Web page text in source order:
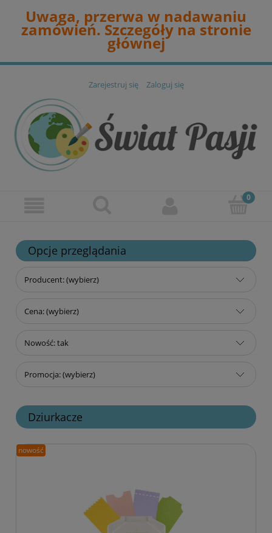
Uwaga, przerwa w nadawaniu
zamówień. Szczegóły na stronie
głównej
Zarejestruj się Zaloguj się
Opcje przeglądania
Producent: (wybierz)
Cena: (wybierz)
Nowość: tak
Promocja: (wybierz)
Dziurkacze
nowość